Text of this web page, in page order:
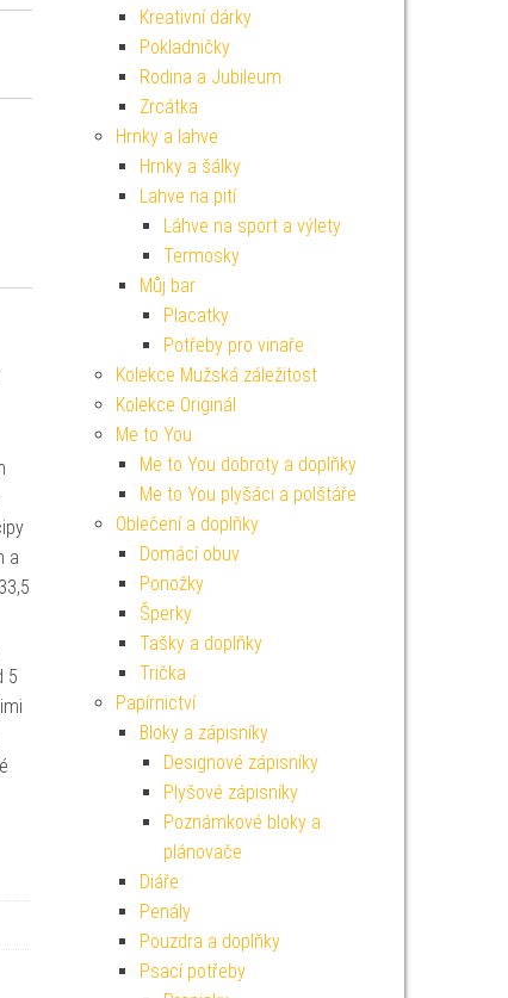
a
5
Kreativní dárky
Pokladničky
Rodina a Jubileum
Zrcátka
Hrnky a lahve
Hrnky a šálky
Lahve na pití
Láhve na sport a výlety
Termosky
Můj bar
Placatky
Potřeby pro vinaře
Kolekce Mužská záležitost
Kolekce Originál
Me to You
Me to You dobroty a doplňky
Me to You plyšáci a polštáře
Oblečení a doplňky
Domácí obuv
Ponožky
Šperky
Tašky a doplňky
Trička
Papírnictví
Bloky a zápisníky
Designové zápisníky
Plyšové zápisníky
Poznámkové bloky a
plánovače
Diáře
Penály
Pouzdra a doplňky
Psací potřeby